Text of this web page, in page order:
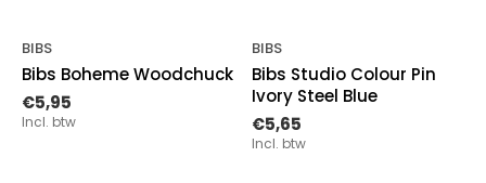
BIBS
Bibs Boheme Woodchuck
€5,95
Incl. btw
BIBS
Bibs Studio Colour Pin
Ivory Steel Blue
€5,65
Incl. btw